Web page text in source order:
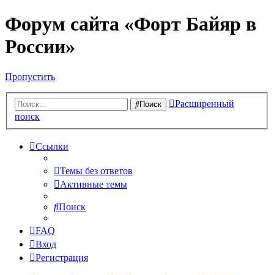
Форум сайта «Форт Байяр в
России»
Пропустить
Поиск
Расширенный
поиск
Ссылки
Темы без ответов
Активные темы
Поиск
FAQ
Вход
Регистрация